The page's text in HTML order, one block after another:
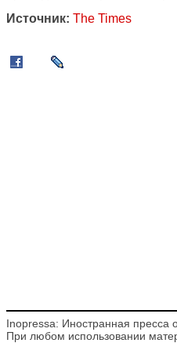
Источник: The Times
Inopressa: Иностранная пресса
При любом использовании